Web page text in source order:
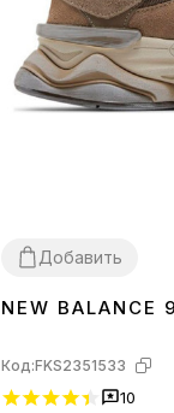
Добавить
3637 3839404142 43
NEW BALANCE
Код:FKS2351533
10